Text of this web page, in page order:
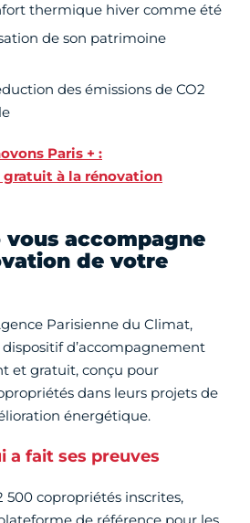
thermique hiver comme été
de son patrimoine
des émissions de CO2
Paris + :
à la rénovation
vous accompagne
de votre
Parisienne du Climat,
d’accompagnement
et gratuit, conçu pour
dans leurs projets de
énergétique.
a fait ses preuves
500 copropriétés inscrites,